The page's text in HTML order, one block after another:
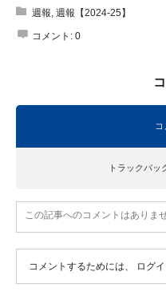
週報, 週報【2024-25】
コメント: 0
トラックバッ
この記事へのコメントはありませ
コメントするためには、 ログ